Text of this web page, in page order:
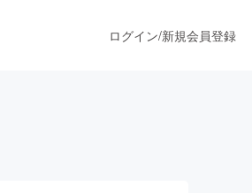
ログイン/新規会員登録